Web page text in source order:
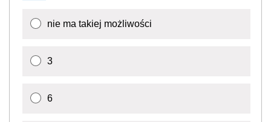
nie ma takiej możliwości
3
6